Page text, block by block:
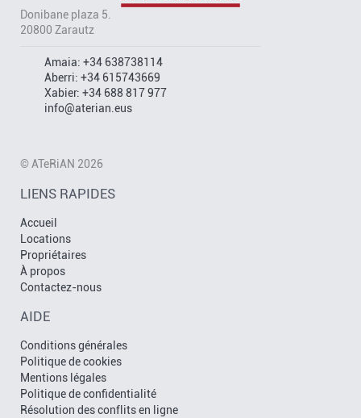
Donibane plaza 5.
20800 Zarautz
Amaia: +34 638738114
Aberri: +34 615743669
Xabier: +34 688 817 977
info@aterian.eus
© ATeRiAN 2026
LIENS RAPIDES
Accueil
Locations
Propriétaires
À propos
Contactez-nous
AIDE
Conditions générales
Politique de cookies
Mentions légales
Politique de confidentialité
Résolution des conflits en ligne